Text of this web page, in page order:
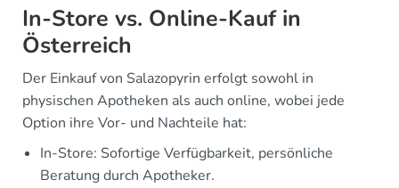
In-Store vs. Online-Kauf in
Österreich
Der Einkauf von Salazopyrin erfolgt sowohl in
physischen Apotheken als auch online, wobei jede
Option ihre Vor- und Nachteile hat:
In-Store: Sofortige Verfügbarkeit, persönliche
Beratung durch Apotheker.